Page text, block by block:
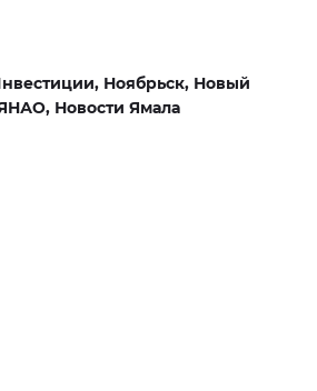
Ноябрьск, Новый
Новости Ямала